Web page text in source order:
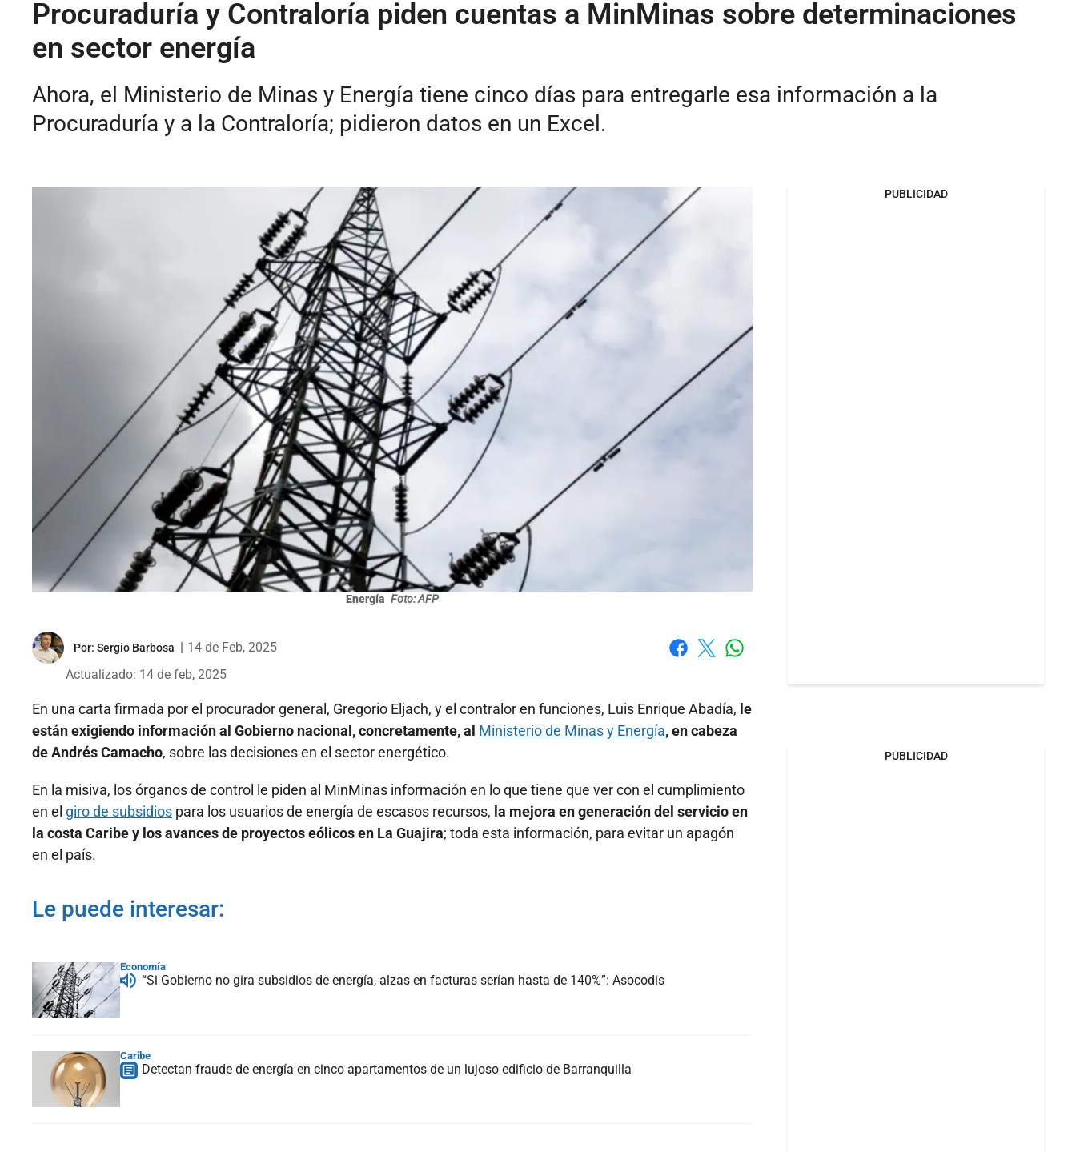
Procuraduría y Contraloría piden cuentas a MinMinas sobre determinaciones
en sector energía
Ahora, el Ministerio de Minas y Energía tiene cinco días para entregarle esa información a la
Procuraduría y a la Contraloría; pidieron datos en un Excel.
Energía Foto: AFP
Por: Sergio Barbosa
14 de Feb, 2025
Actualizado: 14 de feb, 2025
En una carta firmada por el procurador general, Gregorio Eljach, y el contralor en funciones, Luis Enrique Abadía, le
están exigiendo información al Gobierno nacional, concretamente, al Ministerio de Minas y Energía, en cabeza
de Andrés Camacho, sobre las decisiones en el sector energético.
En la misiva, los órganos de control le piden al MinMinas información en lo que tiene que ver con el cumplimiento
en el giro de subsidios para los usuarios de energía de escasos recursos, la mejora en generación del servicio en
la costa Caribe y los avances de proyectos eólicos en La Guajira; toda esta información, para evitar un apagón
en el país.
Le puede interesar:
Economía
“Si Gobierno no gira subsidios de energía, alzas en facturas serían hasta de 140%”: Asocodis
Caribe
Detectan fraude de energía en cinco apartamentos de un lujoso edificio de Barranquilla
PUBLICIDAD
PUBLICIDAD